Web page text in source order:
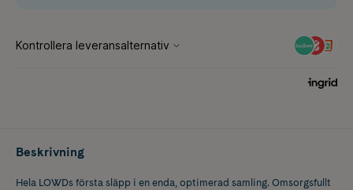
Beskrivning
Hela LOWDs första släpp i en enda, optimerad samling. Omsorgsfullt